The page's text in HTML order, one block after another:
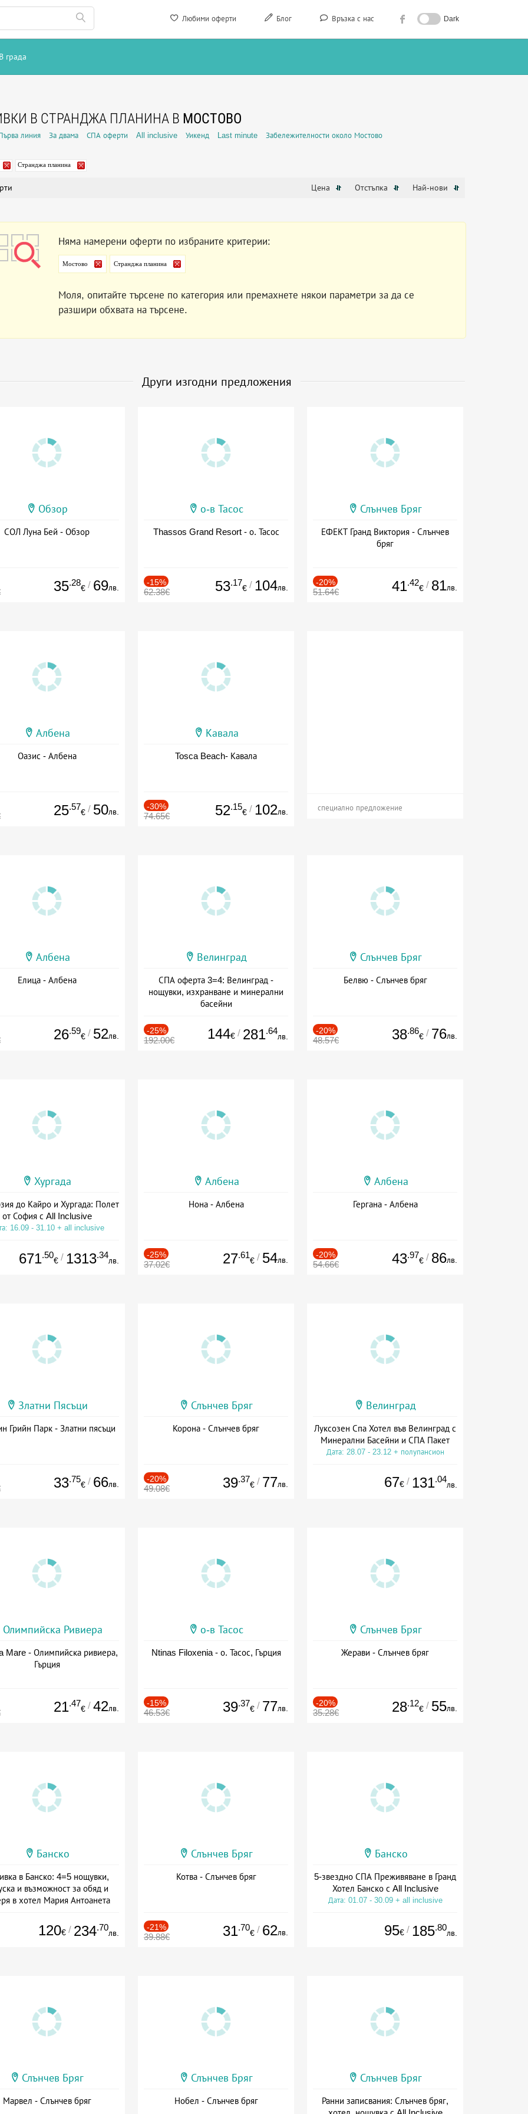
Любими оферти Блог Връзка с нас Dark
В града
В СТРАНДЖА ПЛАНИНА В МОСТОВО
линия За двама СПА оферти All inclusive Уикенд Last minute Забележителности около Мостово
Странджа планина
Цена Отстъпка Най-нови
Няма намерени оферти по избраните критерии:
Мостово Странджа планина
Моля, опитайте търсене по категория или премахнете някои параметри за да се
разшири обхвата на търсене.
Други изгодни предложения
Обзор
СОЛ Луна Бей - Обзор
35.28
€ / 69лв.
о-в Тасос
Thassos Grand Resort - о. Тасос
-15%
62.38€ 53.17
€ / 104лв.
Слънчев Бряг
ЕФЕКТ Гранд Виктория - Слънчев
бряг
-20%
51.64€ 41.42
€ / 81лв.
Албена
Оазис - Албена
25.57
€ / 50лв.
Кавала
Tosca Beach- Кавала
-30%
74.65€ 52.15
€ / 102лв. специално предложение
Албена
Елица - Албена
26.59
€ / 52лв.
Велинград
СПА оферта 3=4: Велинград -
нощувки, изхранване и минерални
басейни
-25%
192.00€ 144€ / 281.64
лв.
Слънчев Бряг
Белвю - Слънчев бряг
-20%
48.57€ 38.86
€ / 76лв.
Хургада
до Кайро и Хургада: Полет
от София с All Inclusive
16.09 - 31.10 + all inclusive
671.50
€ / 1313.34
лв.
Албена
Нона - Албена
-25%
37.02€ 27.61
€ / 54лв.
Албена
Гергана - Албена
-20%
54.66€ 43.97
€ / 86лв.
Златни Пясъци
Грийн Парк - Златни пясъци
33.75
€ / 66лв.
Слънчев Бряг
Корона - Слънчев бряг
-20%
49.08€ 39.37
€ / 77лв.
Велинград
Луксозен Спа Хотел във Велинград с
Минерални Басейни и СПА Пакет
Дата: 28.07 - 23.12 + полупансион
67€ / 131.04
лв.
Олимпийска Ривиера
Mare - Олимпийска ривиера,
Гърция
21.47
€ / 42лв.
о-в Тасос
Ntinas Filoxenia - о. Тасос, Гърция
-15%
46.53€ 39.37
€ / 77лв.
Слънчев Бряг
Жерави - Слънчев бряг
-20%
35.28€ 28.12
€ / 55лв.
Банско
в Банско: 4=5 нощувки,
и възможност за обяд и
в хотел Мария Антоанета
120€ / 234.70
лв.
Слънчев Бряг
Котва - Слънчев бряг
-21%
39.88€ 31.70
€ / 62лв.
Банско
5-звездно СПА Преживяване в Гранд
Хотел Банско с All Inclusive
Дата: 01.07 - 30.09 + all inclusive
95€ / 185.80
лв.
Слънчев Бряг
Марвел - Слънчев бряг
Слънчев Бряг
Нобел - Слънчев бряг
Слънчев Бряг
Ранни записвания: Слънчев бряг,